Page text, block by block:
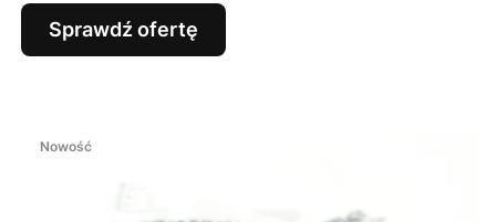
Sprawdź ofertę
Nowość